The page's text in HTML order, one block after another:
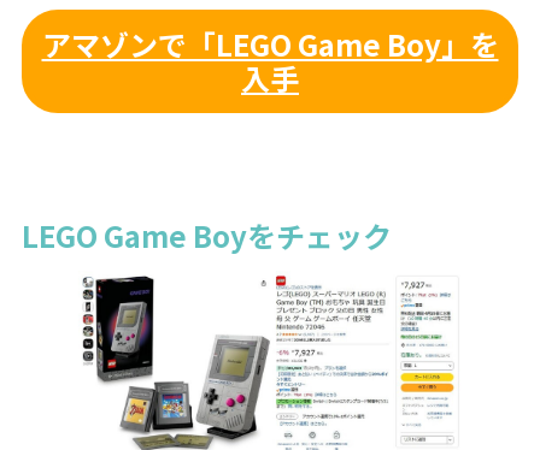
アマゾンで「LEGO Game Boy」を
入手
LEGO Game Boyをチェック